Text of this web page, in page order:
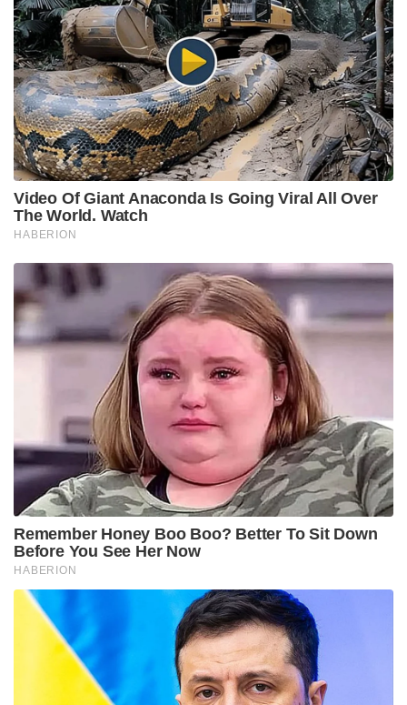
Video Of Giant Anaconda Is Going Viral All Over
The World. Watch
HABERION
Remember Honey Boo Boo? Better To Sit Down
Before You See Her Now
HABERION